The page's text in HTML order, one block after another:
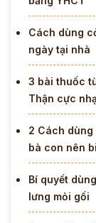
Cách dùng
ngày tại nhà
3 bài thuốc
Thận cực
2 Cách
bà con nên
Bí quyết
lưng mỏi gối